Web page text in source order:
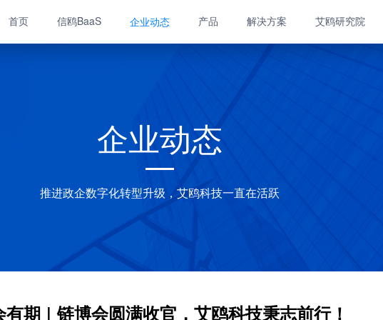
首页 信鸥BaaS 企业动态 产品 解决方案 艾鸥研究院
企业动态
推进政企数字化转型升级，艾鸥科技一直在活跃
有期 | 链博会圆满收官，艾鸥科技秉志前行！